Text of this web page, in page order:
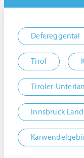
Defereggental
Tirol
Tiroler
Innsbruck Land